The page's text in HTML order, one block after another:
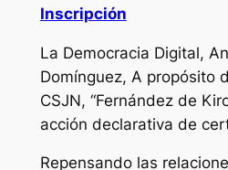
Inscripción
La Democracia Digital,
Domínguez, A propósito
CSJN, “Fernández de
acción declarativa de
Repensando las